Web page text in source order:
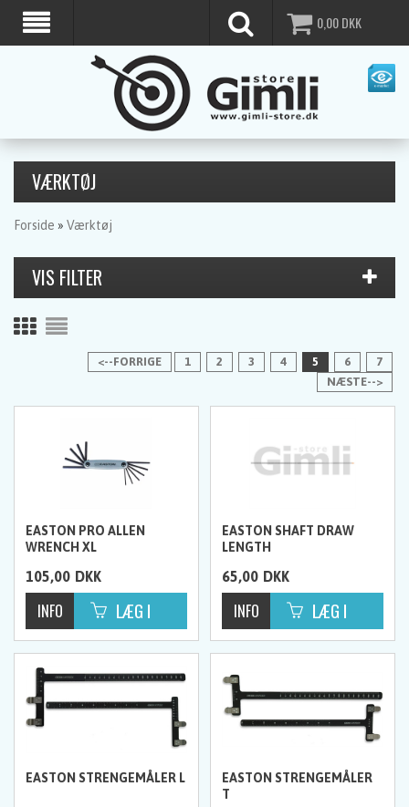
0,00DKK
VÆRKTØJ
Forside » Værktøj
<--FORRIGE 1 2 3 4 5 6
7
NÆSTE-->
EASTON PRO ALLEN
WRENCH XL
105,00 DKK
EASTON SHAFT DRAW
LENGTH
65,00 DKK
EASTON STRENGEMÅLER L
EASTON STRENGEMÅLER
T